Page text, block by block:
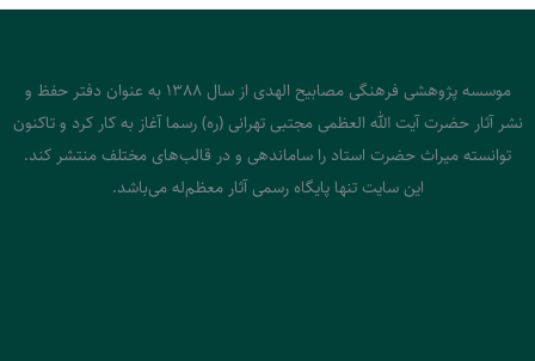
موسسه پژوهشی فرهنگی مصابیح الهدی از سال 1388 به عنوان دفتر حفظ و
نشر آثار حضرت آیت الله العظمی مجتبی تهرانی (ره) رسما آغاز به کار کرد و تاکنون
توانسته میراث حضرت استاد را ساماندهی و در قالب‌های مختلف منتشر کند.
این سایت تنها پایگاه رسمی آثار معظم‌له می‌باشد.